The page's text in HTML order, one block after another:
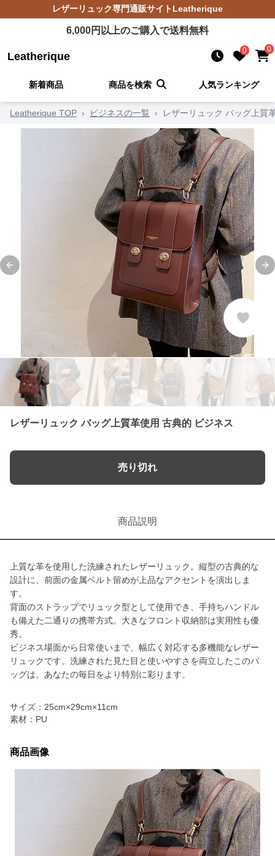
レザーリュック専門通販サイトLeatherique
6,000円以上のご購入で送料無料
Leatherique 0 0
新着商品 商品を検索 人気ランキング
Leatherique TOP › ビジネスの一覧 › レザーリュック バッグ上質
Previous slide
レザーリュック バッグ上質革使用 古典的 ビジネス
売り切れ
商品説明
上質な革を使用した洗練されたレザーリュック。縦型の古典的な
設計に、前面の金属ベルト留めが上品なアクセントを演出しま
す。
背面のストラップでリュック型として使用でき、手持ちハンドル
も備えた二通りの携帯方式。大きなフロント収納部は実用性も優
秀。
ビジネス場面から日常使いまで、幅広く対応する多機能なレザー
リュックです。洗練された見た目と使いやすさを両立したこのバ
ッグは、あなたの毎日をより特別に彩ります。
サイズ：25cm×29cm×11cm
素材：PU
商品画像